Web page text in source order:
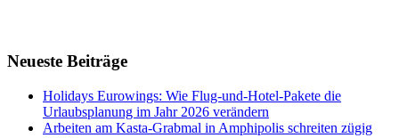
Neueste Beiträge
Holidays Eurowings: Wie Flug-und-Hotel-Pakete die
Urlaubsplanung im Jahr 2026 verändern
Arbeiten am Kasta-Grabmal in Amphipolis schreiten zügig